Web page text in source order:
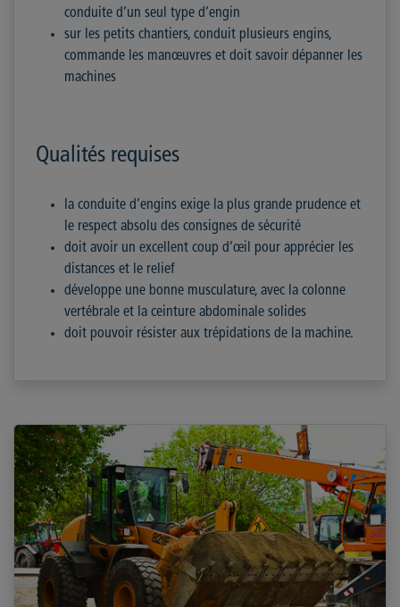
conduite d’un seul type d’engin
sur les petits chantiers, conduit plusieurs engins,
commande les manœuvres et doit savoir dépanner les
machines
Qualités requises
la conduite d’engins exige la plus grande prudence et
le respect absolu des consignes de sécurité
doit avoir un excellent coup d’œil pour apprécier les
distances et le relief
développe une bonne musculature, avec la colonne
vertébrale et la ceinture abdominale solides
doit pouvoir résister aux trépidations de la machine.